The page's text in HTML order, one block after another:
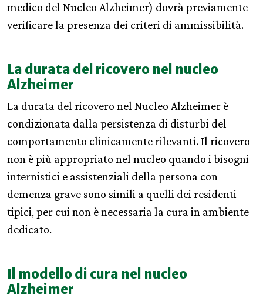
medico del Nucleo Alzheimer) dovrà previamente
verificare la presenza dei criteri di ammissibilità.
La durata del ricovero nel nucleo
Alzheimer
La durata del ricovero nel Nucleo Alzheimer è
condizionata dalla persistenza di disturbi del
comportamento clinicamente rilevanti. Il ricovero
non è più appropriato nel nucleo quando i bisogni
internistici e assistenziali della persona con
demenza grave sono simili a quelli dei residenti
tipici, per cui non è necessaria la cura in ambiente
dedicato.
Il modello di cura nel nucleo
Alzheimer